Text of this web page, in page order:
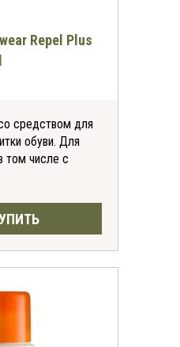
Repel Plus
средством для
обуви. Для
том числе с